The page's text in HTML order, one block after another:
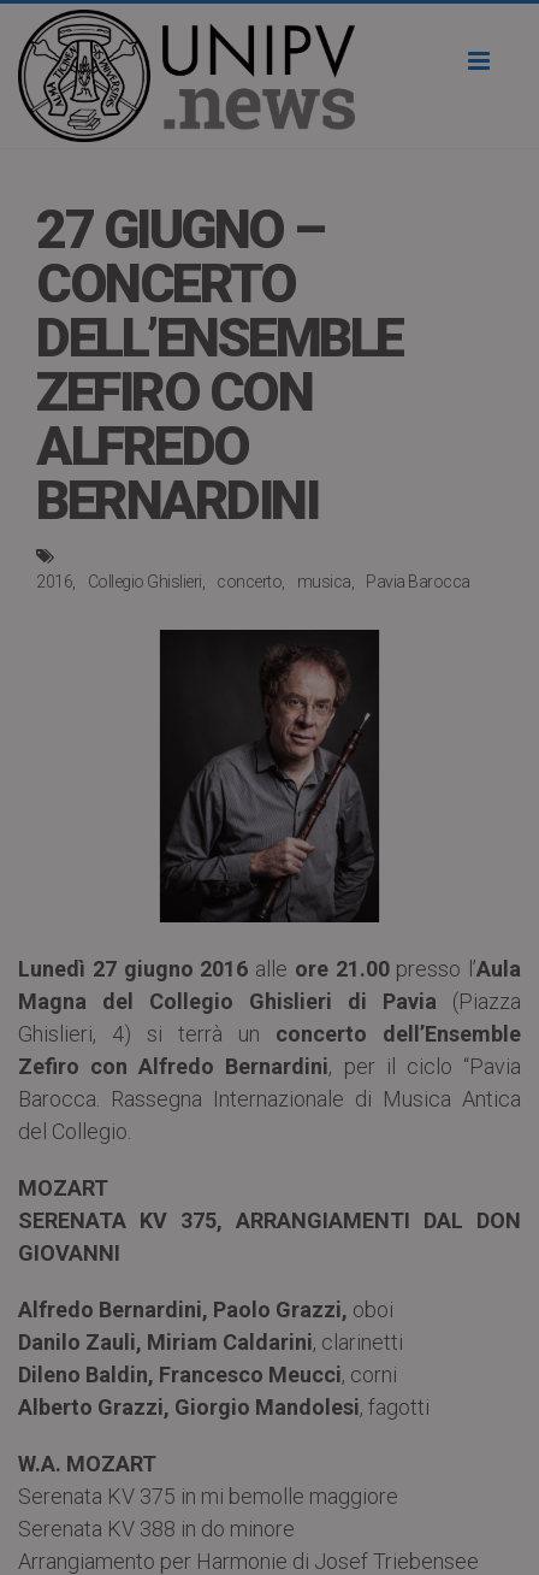
27 GIUGNO –
CONCERTO
DELL’ENSEMBLE
ZEFIRO CON
ALFREDO
BERNARDINI
2016 Collegio Ghislieri concerto musica Pavia Barocca
Lunedì 27 giugno 2016 alle ore 21.00presso l’Aula
Magna del Collegio Ghislieri di Pavia (Piazza
Ghislieri, 4) si terrà un concerto dell’Ensemble
Zefiro con Alfredo Bernardini, per il ciclo “Pavia
Barocca. Rassegna Internazionale di Musica Antica
del Collegio.
MOZART
SERENATA KV 375, ARRANGIAMENTI DAL DON
GIOVANNI
Alfredo Bernardini, Paolo Grazzi, oboi
Danilo Zauli, Miriam Caldarini, clarinetti
Dileno Baldin, Francesco Meucci, corni
Alberto Grazzi, Giorgio Mandolesi, fagotti
W.A. MOZART
Serenata KV 375 in mi bemolle maggiore
Serenata KV 388 in do minore
Arrangiamento per Harmonie di Josef Triebensee